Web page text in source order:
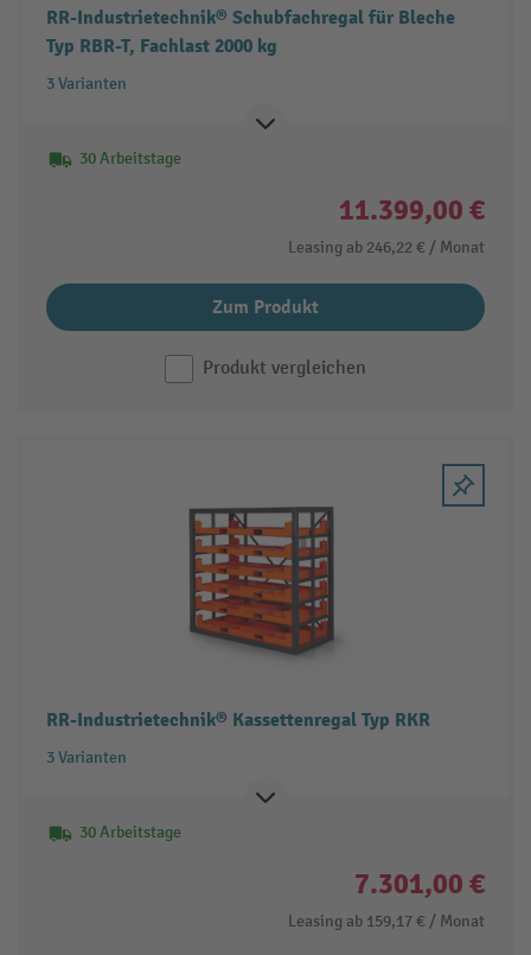
RR-Industrietechnik® Schubfachregal für Bleche
Typ RBR-T, Fachlast 2000 kg
3 Varianten
30 Arbeitstage
11.399,00 €
Leasing ab 246,22 € / Monat
Zum Produkt
Produkt vergleichen
RR-Industrietechnik® Kassettenregal Typ RKR
3 Varianten
30 Arbeitstage
7.301,00 €
Leasing ab 159,17 € / Monat